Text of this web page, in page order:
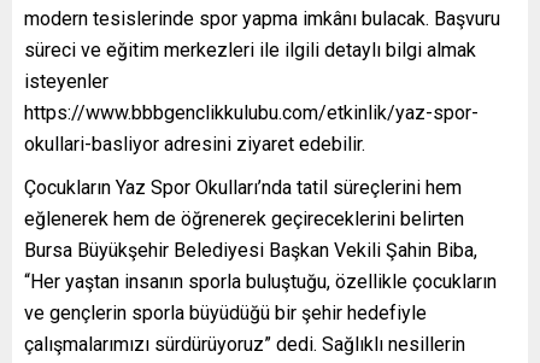
modern tesislerinde spor yapma imkânı bulacak. Başvuru
süreci ve eğitim merkezleri ile ilgili detaylı bilgi almak
isteyenler
https://www.bbbgenclikkulubu.com/etkinlik/yaz-spor-
okullari-basliyor adresini ziyaret edebilir.
Çocukların Yaz Spor Okulları’nda tatil süreçlerini hem
eğlenerek hem de öğrenerek geçireceklerini belirten
Bursa Büyükşehir Belediyesi Başkan Vekili Şahin Biba,
“Her yaştan insanın sporla buluştuğu, özellikle çocukların
ve gençlerin sporla büyüdüğü bir şehir hedefiyle
çalışmalarımızı sürdürüyoruz” dedi. Sağlıklı nesillerin